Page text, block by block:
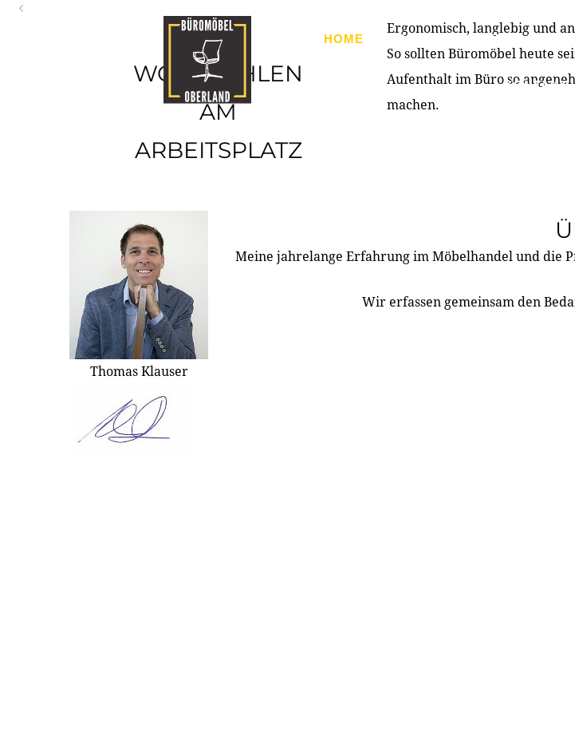
HOME PRODUKTE ÜBER UNS
KONTAKT
WOHLFÜHLEN
AM
ARBEITSPLATZ
Ergonomisch, langlebig und
So sollten Büromöbel heute
Aufenthalt im Büro so
machen.
Thomas Klauser
Meine jahrelange Erfahrung im Möbelhandel und die
Wir erfassen gemeinsam den